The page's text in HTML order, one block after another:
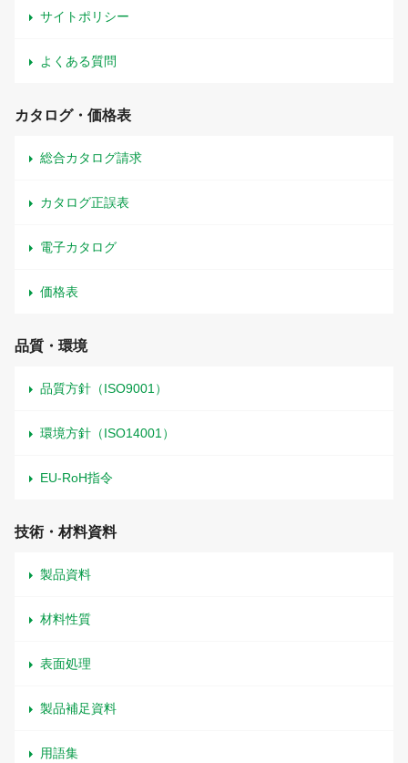
サイトポリシー
よくある質問
カタログ・価格表
総合カタログ請求
カタログ正誤表
電子カタログ
価格表
品質・環境
品質方針（ISO9001）
環境方針（ISO14001）
EU-RoH指令
技術・材料資料
製品資料
材料性質
表面処理
製品補足資料
用語集